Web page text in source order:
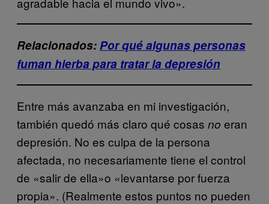
Relacionados:Por qué algunas personas
fuman hierba para tratar la depresión
Entre más avanzaba en mi investigación,
también quedó más claro qué cosas no eran
depresión. No es culpa de la persona
afectada, no necesariamente tiene el control
de «salir de ella»o «levantarse por fuerza
propia». (Realmente estos puntos no pueden